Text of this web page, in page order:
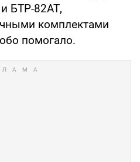
БТР-82АТ,
комплектами
помогало.